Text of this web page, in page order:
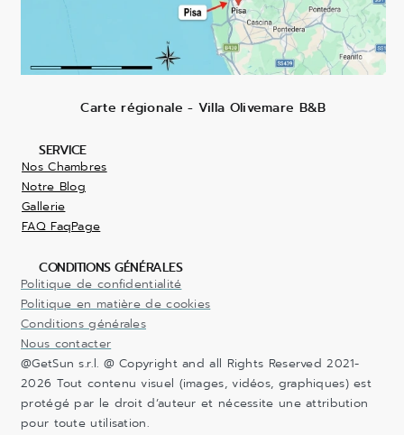
Carte régionale - Villa Olivemare B&B
SERVICE
Nos Chambres
Notre Blog
Gallerie
FAQ FaqPage
CONDITIONS GÉNÉRALES
Politique de confidentialité
Politique en matière de cookies
Conditions générales
Nous contacter
@GetSun s.r.l. @ Copyright and all Rights Reserved 2021-
2026 Tout contenu visuel (images, vidéos, graphiques) est
protégé par le droit d’auteur et nécessite une attribution
pour toute utilisation.